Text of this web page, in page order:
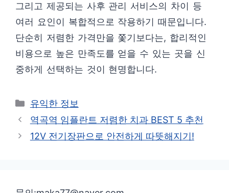
그리고 제공되는 사후 관리 서비스의 차이 등
여러 요인이 복합적으로 작용하기 때문입니다.
단순히 저렴한 가격만을 쫓기보다는, 합리적인
비용으로 높은 만족도를 얻을 수 있는 곳을 신
중하게 선택하는 것이 현명합니다.
카
테
리
유익한 정보
역곡역 임플란트 저렴한 치과 BEST 5 추천
12V 전기장판으로 안전하게 따뜻해지기!